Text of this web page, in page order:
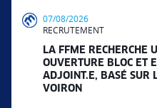
07/08/2026
RECRUTEMENT
LA FFME RECHERCHE
OUVERTURE BLOC ET
ADJOINT.E, BASÉ SUR
VOIRON